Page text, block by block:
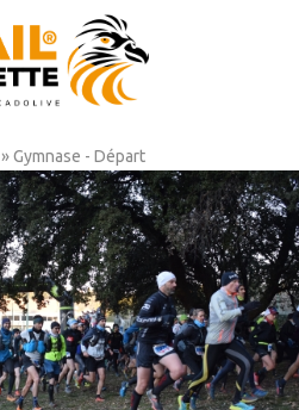
» Gymnase - Départ